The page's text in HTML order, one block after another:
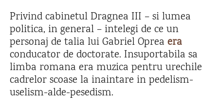
Privind cabinetul Dragnea III – si lumea
politica, in general – intelegi de ce un
personaj de talia lui Gabriel Oprea era
conducator de doctorate. Insuportabila sa
limba romana era muzica pentru urechile
cadrelor scoase la inaintare in pedelism-
uselism-alde-pesedism.